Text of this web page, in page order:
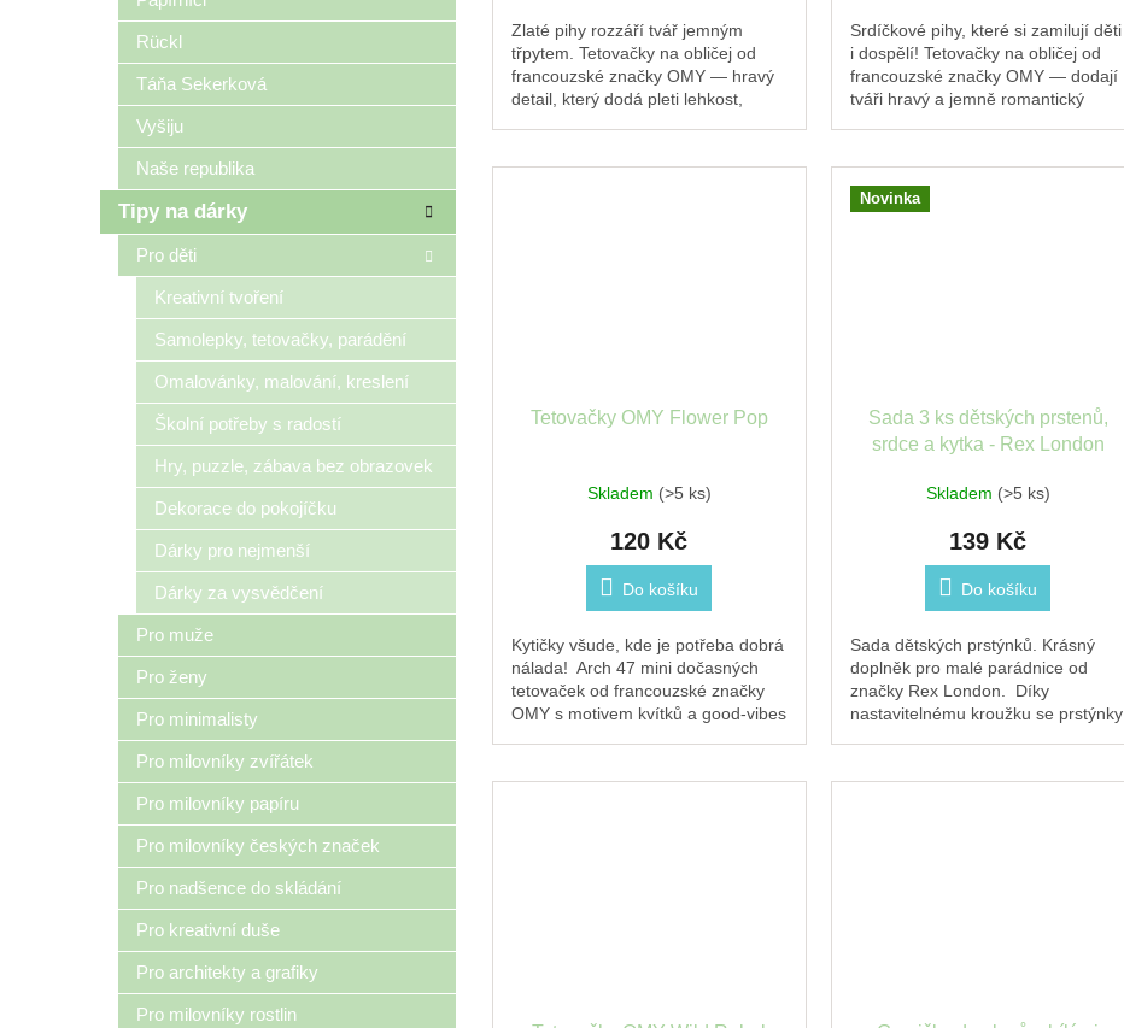
Rückl
Táňa Sekerková
Vyšiju
Naše republika
Tipy na dárky
Pro děti
Kreativní tvoření
Samolepky, tetovačky, parádění
Omalovánky, malování, kreslení
Školní potřeby s radostí
Hry, puzzle, zábava bez obrazovek
Dekorace do pokojíčku
Dárky pro nejmenší
Dárky za vysvědčení
Pro muže
Pro ženy
Pro minimalisty
Pro milovníky zvířátek
Pro milovníky papíru
Pro milovníky českých značek
Pro nadšence do skládání
Pro kreativní duše
Pro architekty a grafiky
Pro milovníky rostlin
Zlaté pihy rozzáří tvář jemným
třpytem. Tetovačky na obličej od
francouzské značky OMY — hravý
detail, který dodá pleti lehkost,
Srdíčkové pihy, které si zamilují děti
i dospělí! Tetovačky na obličej od
francouzské značky OMY — dodají
tváři hravý a jemně romantický
Tetovačky OMY Flower Pop
Skladem (>5 ks)
120 Kč
Do košíku
Kytičky všude, kde je potřeba dobrá
nálada! Arch 47 mini dočasných
tetovaček od francouzské značky
OMY s motivem kvítků a good-vibes
Novinka
Sada 3 ks dětských prstenů,
srdce a kytka - Rex London
Skladem (>5 ks)
139 Kč
Do košíku
Sada dětských prstýnků. Krásný
doplněk pro malé parádnice od
značky Rex London. Díky
nastavitelnému kroužku se prstýnky